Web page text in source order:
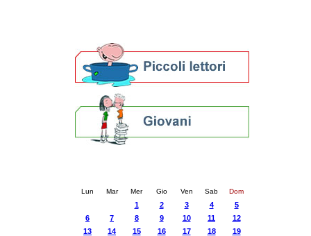
Lun Mar Mer Gio Ven Sab Dom
1 2 3 4
5
6
7 8 9 10 11
12
13
14 15 16 17 18
19